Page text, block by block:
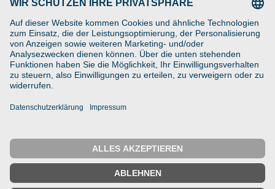
ARAT Spezialhalterungen
GmbH
Schierbusch 2a
D- 33161 Hövelhof
DESIGNED ENGINEERED
Tel
+49 (0) 5257-9380625
Fax
+49 (0) 5257-9380629
IMPRESSUM DATENSCHUTZ